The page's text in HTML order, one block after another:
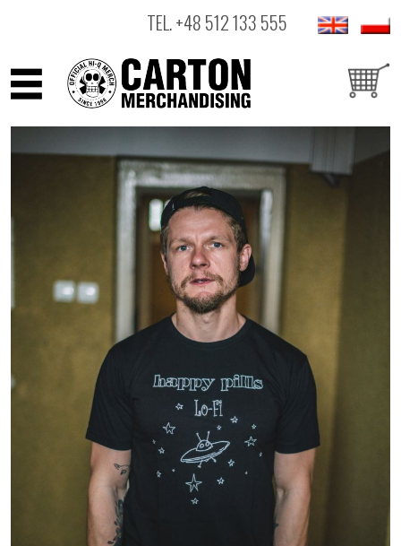
TEL.+48 512 133 555
ARTYŚCI
PRODUKTY
OUTLET